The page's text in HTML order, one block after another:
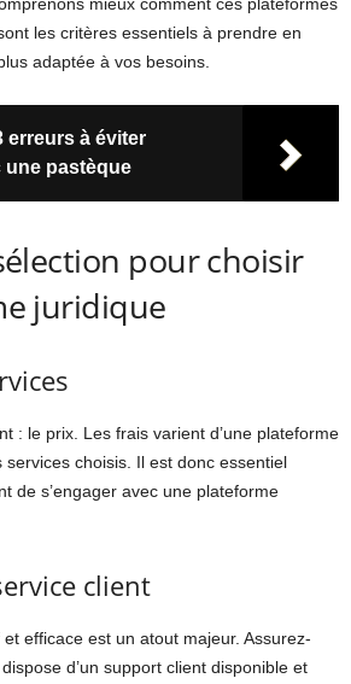
les critères essentiels à prendre en
adaptée à vos besoins.
erreurs à éviter
une pastèque
pour choisir
juridique
: le prix. Les frais varient d’une plateforme
choisis. Il est donc essentiel
de s’engager avec une plateforme
client
efficace est un atout majeur. Assurez-
d’un support client disponible et